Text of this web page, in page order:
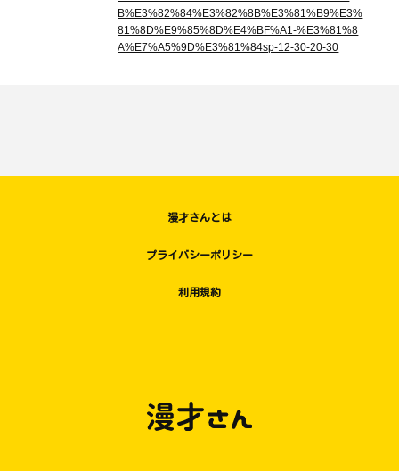
B%E3%82%84%E3%82%8B%E3%81%B9%E3%
81%8D%E9%85%8D%E4%BF%A1-%E3%81%8
A%E7%A5%9D%E3%81%84sp-12-30-20-30
漫才さんとは
プライバシーポリシー
利用規約